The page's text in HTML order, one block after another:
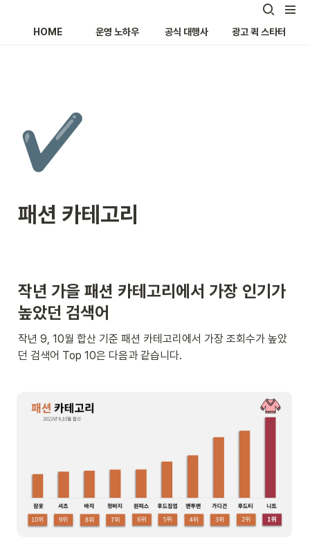
HOME 운영 노하우 공식 대행사 광고 퀵 스타터
✔️
패션 카테고리
작년 가을 패션 카테고리에서 가장 인기가
높았던 검색어
작년 9, 10월 합산 기준 패션 카테고리에서 가장 조회수가 높았
던 검색어 Top 10은 다음과 같습니다.